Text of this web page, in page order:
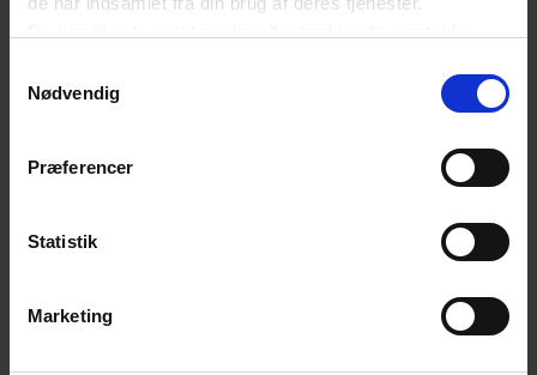
hjørne på websitet.
Nødvendig
Præferencer
Statistik
Marketing
Rosan Bosch Studio